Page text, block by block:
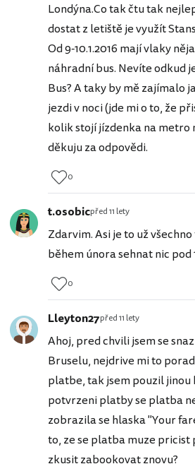
Londýna.Co tak čtu tak
dostat z letiště je využít
Od 9-10.1.2016 mají vlaky
náhradní bus. Nevíte odkud
Bus? A taky by mě zajímalo
jezdi v noci (jde mi o to, že
kolik stojí jízdenka na metro
děkuju za odpovědi.
0
t.osobicpřed 11 lety
Zdarvim. Asi je to už
během února sehnat nic pod
0
Lleyton27před 11 lety
Ahoj, pred chvili jsem se
Bruselu, nejdrive mi to
platbe, tak jsem pouzil jinou
potvrzeni platby se platba
zobrazila se hlaska "Your
to, ze se platba muze pricist
zkusit zabookovat znovu?